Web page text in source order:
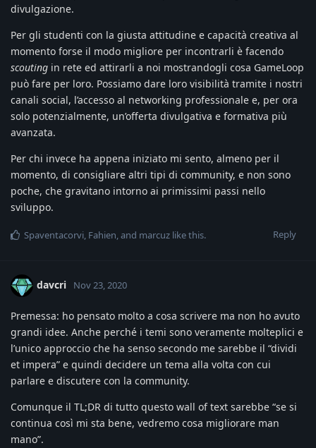
divulgazione.
Per gli studenti con la giusta attitudine e capacità creativa al
momento forse il modo migliore per incontrarli è facendo
scouting in rete ed attirarli a noi mostrandogli cosa GameLoop
può fare per loro. Possiamo dare loro visibilità tramite i nostri
canali social, l’accesso al networking professionale e, per ora
solo potenzialmente, un’offerta divulgativa e formativa più
avanzata.
Per chi invece ha appena iniziato mi sento, almeno per il
momento, di consigliare altri tipi di community, e non sono
poche, che gravitano intorno ai primissimi passi nello
sviluppo.
Reply
Spaventacorvi, Fahien, and marcuz like this.
davcri Nov 23, 2020
Premessa: ho pensato molto a cosa scrivere ma non ho avuto
grandi idee. Anche perché i temi sono veramente molteplici e
l’unico approccio che ha senso secondo me sarebbe il “dividi
et impera” e quindi decidere un tema alla volta con cui
parlare e discutere con la community.
Comunque il TL;DR di tutto questo wall of text sarebbe “se si
continua così mi sta bene, vedremo cosa migliorare man
mano”.